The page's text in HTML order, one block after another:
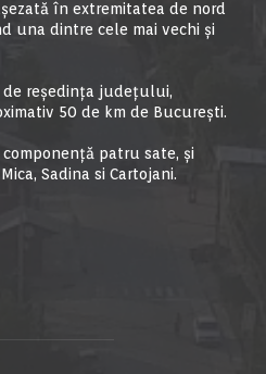
în extremitatea de nord
una dintre cele mai vechi şi
de reşedinţa judeţului,
50 de km de Bucureşti.
patru sate, și
Sadina si Cartojani.